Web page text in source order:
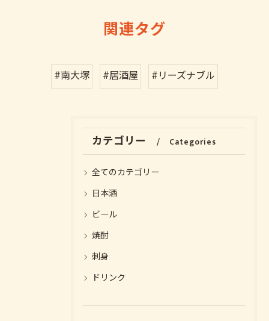
関連タグ
#南大塚 #居酒屋 #リーズナブル
カテゴリー Categories
全てのカテゴリー
日本酒
ビール
焼酎
刺身
ドリンク
お気軽にお問い合わせください
お気軽にお問い合わせください